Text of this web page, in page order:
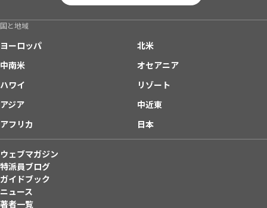
国と地域
ヨーロッパ
北米
中南米
オセアニア
ハワイ
リゾート
アジア
中近東
アフリカ
日本
ウェブマガジン
特派員ブログ
ガイドブック
ニュース
著者一覧